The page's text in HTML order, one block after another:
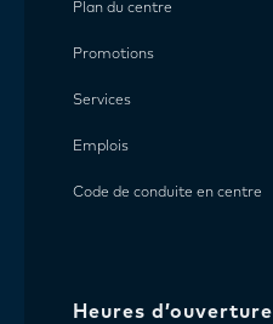
Plan du centre
Promotions
Services
Emplois
Code de conduite en centre
Heures d’ouverture